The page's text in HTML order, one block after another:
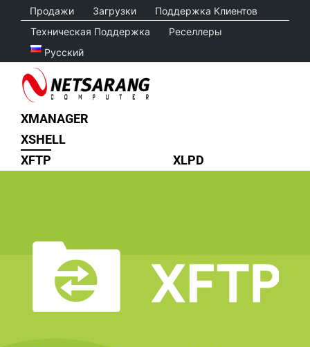
content
Продажи Загрузки
Поддержка Клиентов
Техническая Поддержка
Реселлеры
Русский
XMANAGER
XSHELL
XFTP
XLPD